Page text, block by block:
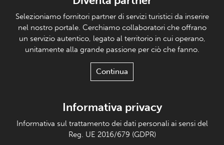
Selezioniamo fornitori partner di servizi turistici da inserire
nel nostro portale. Cerchiamo collaboratori che offrano
un servizio autentico, legato al territorio in cui operano,
unitamente alla grande passione per ciò che fanno.
Continua
Informativa privacy
Informativa sul trattamento dei dati personali ai sensi del
Reg. UE 2016/679 (GDPR)